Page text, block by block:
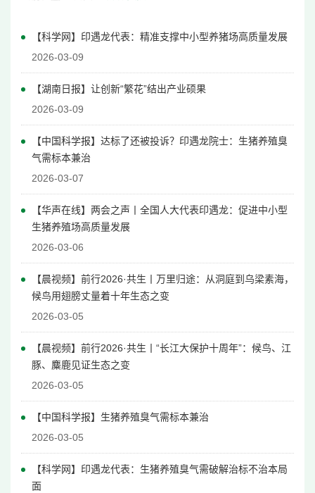
【科学网】印遇龙代表：精准支撑中小型养猪场高质量发展
2026-03-09
【湖南日报】让创新“繁花”结出产业硕果
2026-03-09
【中国科学报】 达标了还被投诉？印遇龙院士：生猪养殖臭
气需标本兼治
2026-03-07
【华声在线】两会之声丨全国人大代表印遇龙：促进中小型
生猪养殖场高质量发展
2026-03-06
【晨视频】前行2026·共生丨万里归途：从洞庭到乌梁素海，
候鸟用翅膀丈量着十年生态之变
2026-03-05
【晨视频】前行2026·共生丨“长江大保护十周年”：候鸟、江
豚、麋鹿见证生态之变
2026-03-05
【中国科学报】生猪养殖臭气需标本兼治
2026-03-05
【科学网】印遇龙代表：生猪养殖臭气需破解治标不治本局
面